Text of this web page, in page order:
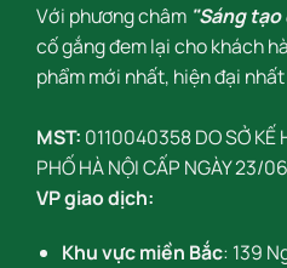
Với phương châm "Sáng
cố gắng đem lại cho khách
phẩm mới nhất, hiện đại nhất
MST: 0110040358 DO SỞ KẾ
PHỐ HÀ NỘI CẤP NGÀY 23/
VP giao dịch:
Khu vực miền Bắc: 139